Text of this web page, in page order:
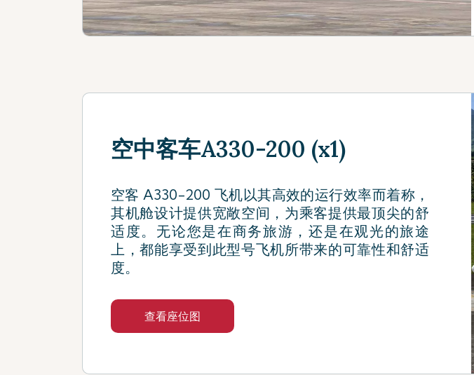
空中客车A330-200 (x1)
空客 A330-200 飞机以其高效的运行效率而着称，
其机舱设计提供宽敞空间，为乘客提供最顶尖的舒
适度。无论您是在商务旅游，还是在观光的旅途
上，都能享受到此型号飞机所带来的可靠性和舒适
度。
查看座位图